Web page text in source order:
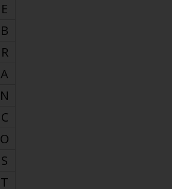
E
B
R
A
N
C
O
S
T